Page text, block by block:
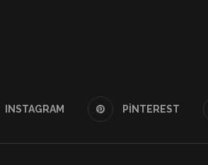
INSTAGRAM PINTEREST